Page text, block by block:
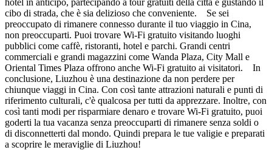
hotel in anticipo, partecipando a tour gratuiti della città e gustando il
cibo di strada, che è sia delizioso che conveniente. Se sei
preoccupato di rimanere connesso durante il tuo viaggio in Cina,
non preoccuparti. Puoi trovare Wi-Fi gratuito visitando luoghi
pubblici come caffè, ristoranti, hotel e parchi. Grandi centri
commerciali e grandi magazzini come Wanda Plaza, City Mall e
Oriental Times Plaza offrono anche Wi-Fi gratuito ai visitatori. In
conclusione, Liuzhou è una destinazione da non perdere per
chiunque viaggi in Cina. Con così tante attrazioni naturali e punti di
riferimento culturali, c'è qualcosa per tutti da apprezzare. Inoltre, con
così tanti modi per risparmiare denaro e trovare Wi-Fi gratuito, puoi
goderti la tua vacanza senza preoccuparti di rimanere senza soldi o
di disconnetterti dal mondo. Quindi prepara le tue valigie e preparati
a scoprire le meraviglie di Liuzhou!